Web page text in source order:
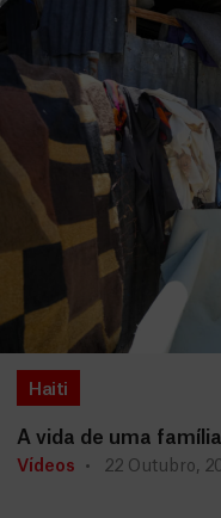
Haiti
A vida de uma
Vídeos 22 Outubro,